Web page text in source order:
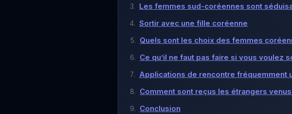
Les femmes sud-coréennes sont
Sortir avec une fille coréenne
Quels sont les choix des femmes
Ce qu’il ne faut pas faire si vous voulez
Applications de rencontre fréquemment
Comment sont reçus les étrangers
Conclusion